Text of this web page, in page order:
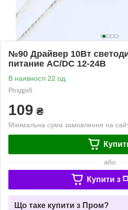
№90 Драйвер 10Вт
питание AC/DC 12-24В
В наявності 22 од.
Роздріб
109 ₴
Мінімальна сума замовлення на
або
Купити з
Що таке купити з Пром?